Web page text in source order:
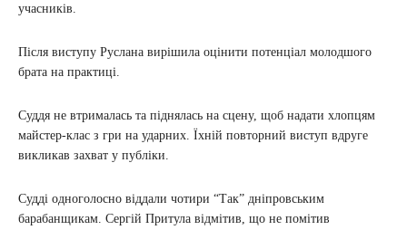
учасників.
Після виступу Руслана вирішила оцінити потенціал молодшого
брата на практиці.
Суддя не втрималась та піднялась на сцену, щоб надати хлопцям
майстер-клас з гри на ударних. Їхній повторний виступ вдруге
викликав захват у публіки.
Судді одноголосно віддали чотири “Так” дніпровським
барабанщикам. Сергій Притула відмітив, що не помітив